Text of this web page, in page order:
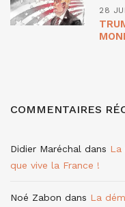
28
COMMENTAIRES
Didier Maréchal dans La
que vive la France !
Noé Zabon dans La